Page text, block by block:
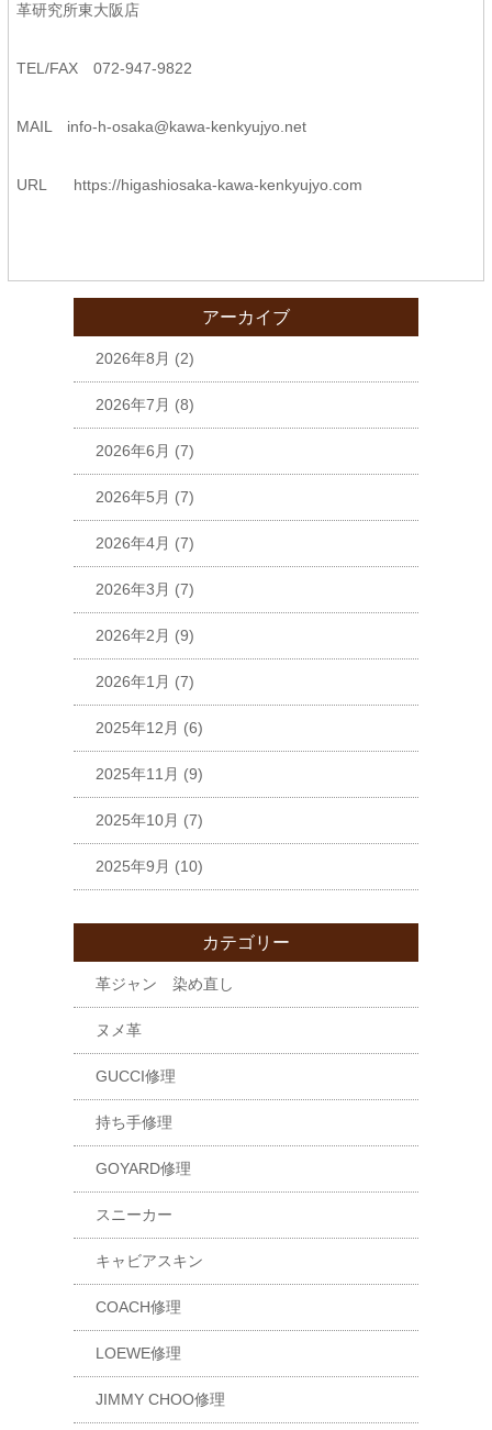
革研究所東大阪店
TEL/FAX 072-947-9822
MAIL info-h-osaka@kawa-kenkyujyo. net
URL https://higashiosaka-kawa-kenkyujyo.com
アーカイブ
2026年8月 (2)
2026年7月 (8)
2026年6月 (7)
2026年5月 (7)
2026年4月 (7)
2026年3月 (7)
2026年2月 (9)
2026年1月 (7)
2025年12月 (6)
2025年11月 (9)
2025年10月 (7)
2025年9月 (10)
カテゴリー
革ジャン 染め直し
ヌメ革
GUCCI修理
持ち手修理
GOYARD修理
スニーカー
キャビアスキン
COACH修理
LOEWE修理
JIMMY CHOO修理